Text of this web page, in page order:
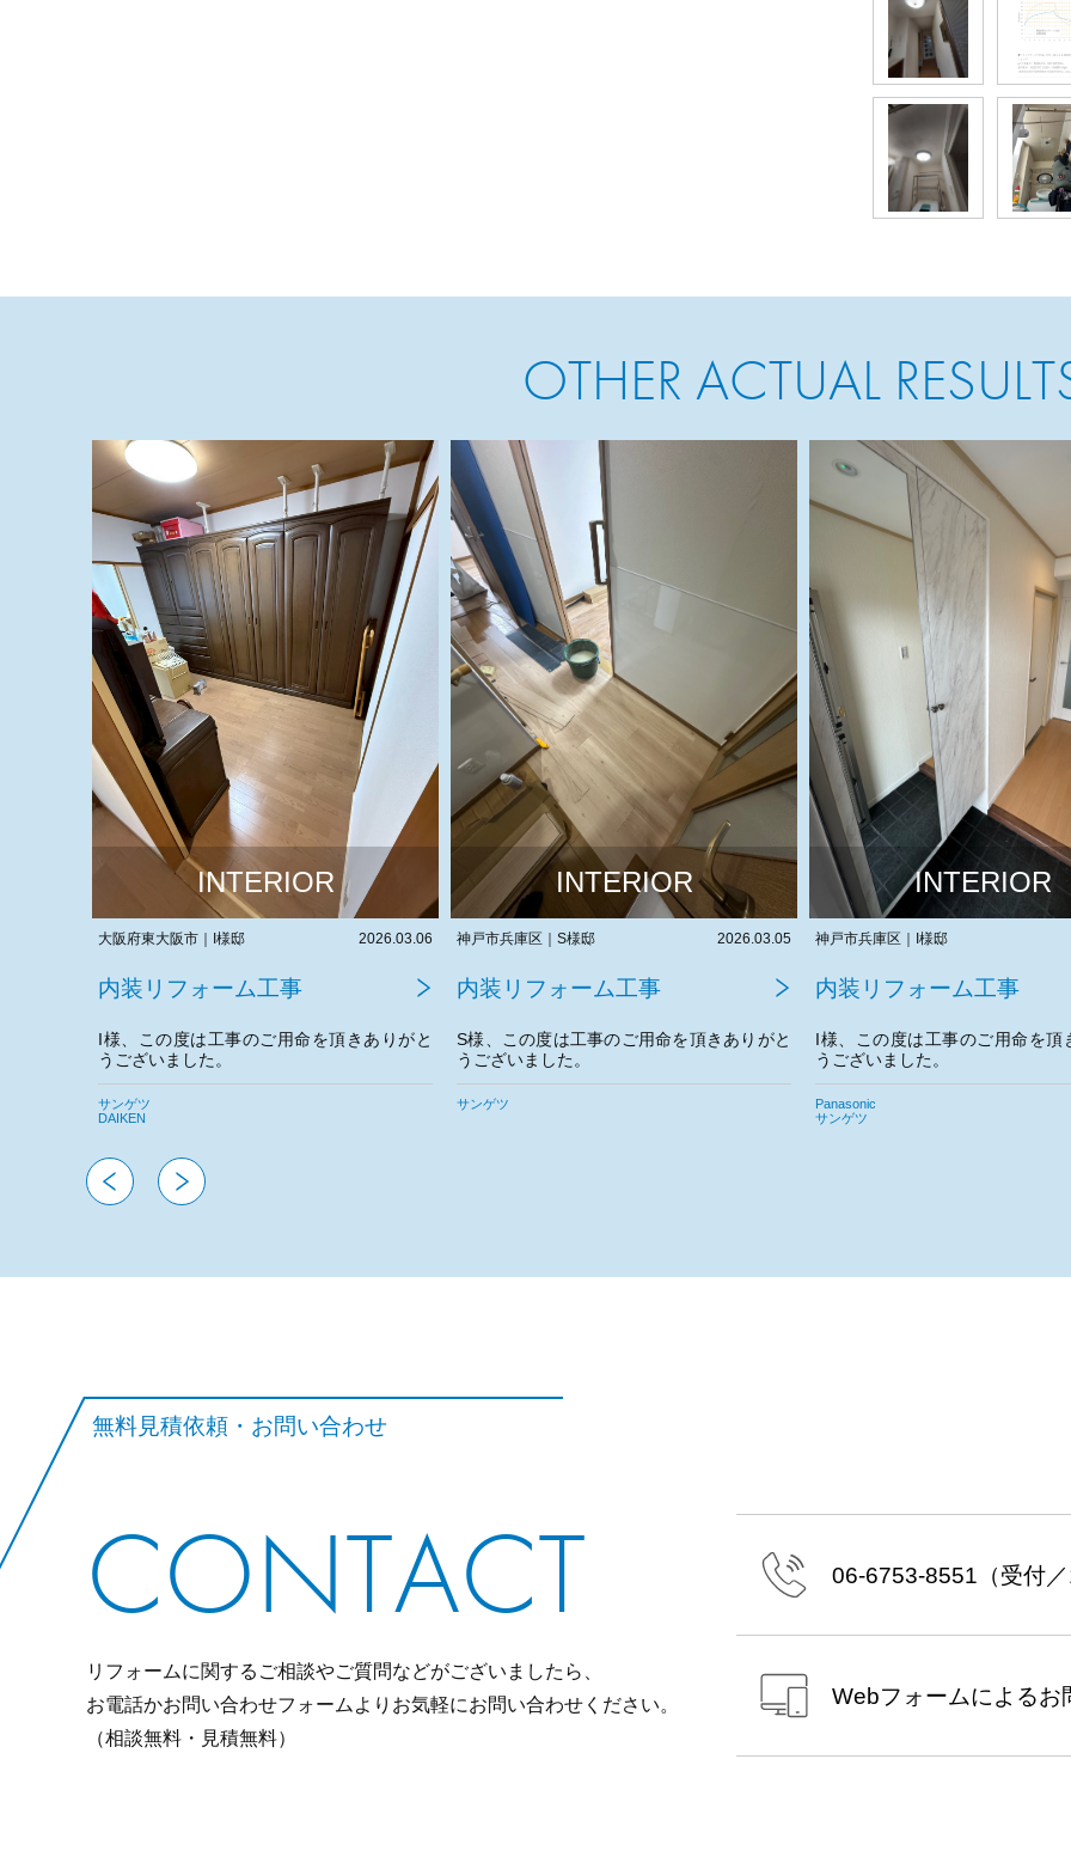
OTHER ACTUAL
INTERIOR
神戸市兵庫区｜S様邸 2026.03.05
内装リフォーム工事
S様、この度は工事のご用命を頂きありがと
うございました。
サンゲツ
INTERIOR
神戸市兵庫区｜I様邸 2026.02.26
内装リフォーム工事
I様、この度は工事のご用命を頂きありがと
うございました。
今後とも宜しくお願いいたします。
Panasonic
INTERIOR
神戸市兵庫区｜S様邸
内装リフォーム工事
S様、この度は工事のご用命を頂
うございました。
サンゲツ
Panasonic
無料見積依頼・お問い合わせ
CONTACT
リフォームに関するご相談やご質問などがございましたら、
お電話かお問い合わせフォームよりお気軽にお問い合わせください。
（相談無料・見積無料）
06-6753-8551 （受付
Webフォームによるお